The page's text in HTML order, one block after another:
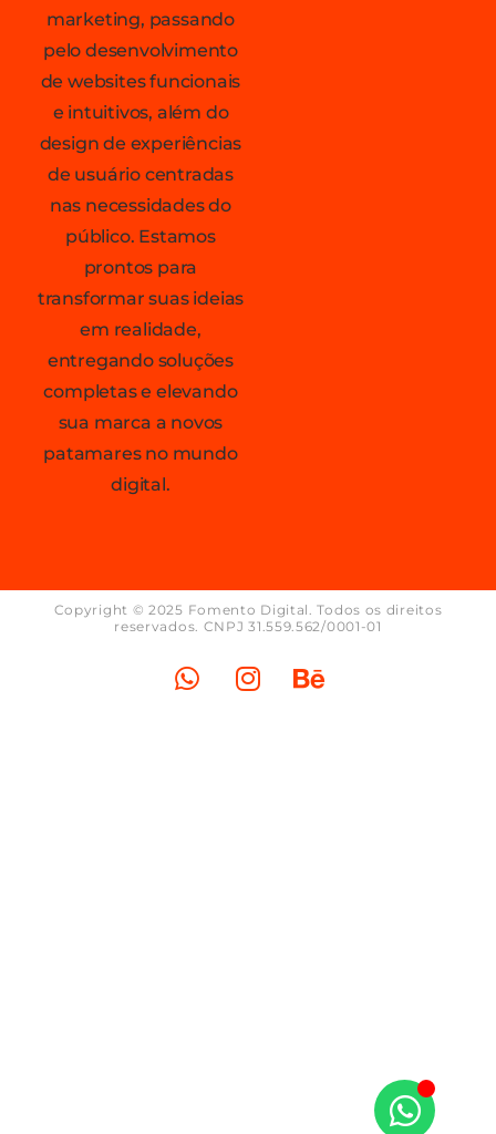
marketing, passando
pelo desenvolvimento
de websites funcionais
e intuitivos, além do
design de experiências
de usuário centradas
nas necessidades do
público. Estamos
prontos para
transformar suas ideias
em realidade,
entregando soluções
completas e elevando
sua marca a novos
patamares no mundo
digital.
Copyright © 2025 Fomento Digital. Todos os direitos
reservados. CNPJ 31.559.562/0001-01